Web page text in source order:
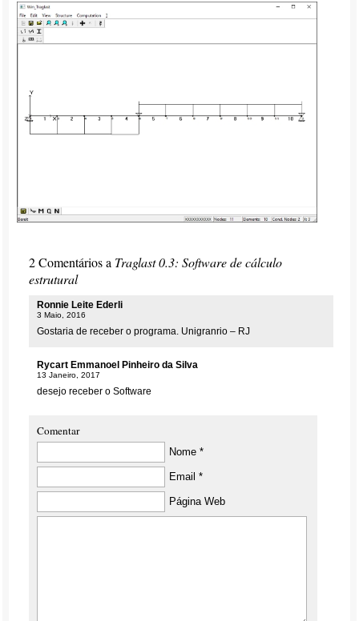
2 Comentários a Traglast 0.3: Software de cálculo
estrutural
Ronnie Leite Ederli
3 Maio, 2016
Gostaria de receber o programa. Unigranrio – RJ
Rycart Emmanoel Pinheiro da Silva
13 Janeiro, 2017
desejo receber o Software
Comentar
Nome *
Email *
Página Web